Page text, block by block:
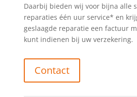
Daarbij bieden wij voor bijna alle
reparaties één uur service* en
geslaagde reparatie een factuur
kunt indienen bij uw verzekering.
Contact